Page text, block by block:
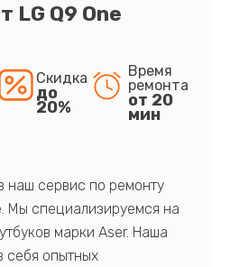
LG Q9 One
Скидка
до
20%
Время
ремонта
от 20
мин
наш сервис по ремонту
Мы специализируемся на
марки Aser. Наша
себя опытных